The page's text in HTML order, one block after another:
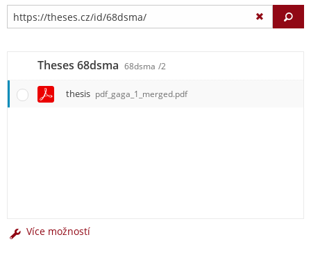
Theses 68dsma 68dsma /2
thesis pdf_gaga_1_merged.pdf
Více možností